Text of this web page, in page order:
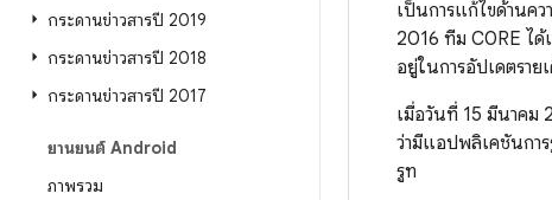
กระดานข่าวสารปี 2019
กระดานข่าวสารปี 2018
กระดานข่าวสารปี 2017
ยานยนต์ Android
ภาพรวม
เป็นการแก้ไขด้านค
2016 ทีม C0RE ไ
อยู่ในการอัปเดตรา
เมื่อวันที่ 15 มีนาคม
ว่ามีแอปพลิเคชันกา
รูท